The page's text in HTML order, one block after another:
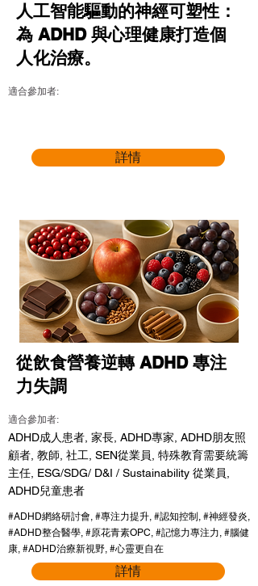
人工智能驅動的神經可塑性：
為 ADHD 與心理健康打造個
人化治療。
適合參加者:
詳情
從飲食營養逆轉 ADHD 專注
力失調
適合參加者:
ADHD成人患者, 家長, ADHD專家, ADHD朋友照
顧者, 教師, 社工, SEN從業員, 特殊教育需要統籌
主任, ESG/SDG/ D&I / Sustainability 從業員,
ADHD兒童患者
#ADHD網絡研討會, #專注力提升, #認知控制, #神經發炎,
#ADHD整合醫學, #原花青素OPC, #記憶力專注力, #腦健
康, #ADHD治療新視野, #心靈更自在
詳情